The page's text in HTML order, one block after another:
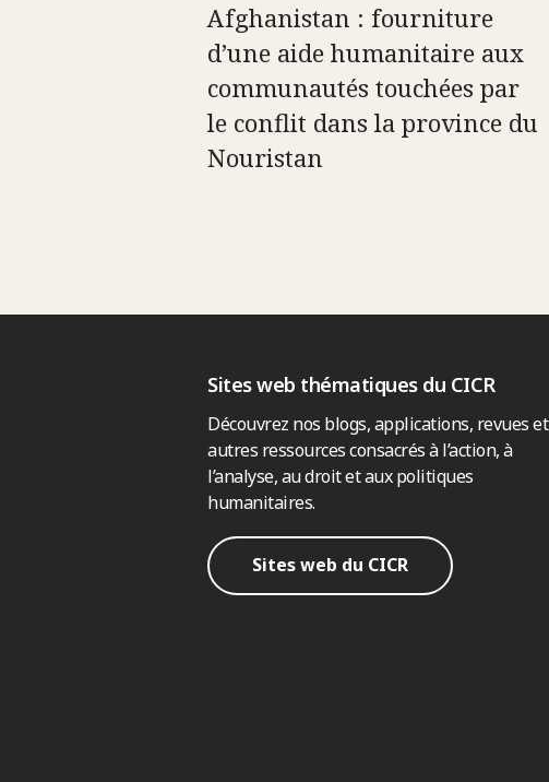
Afghanistan : fourniture
d’une aide humanitaire aux
communautés touchées par
le conflit dans la province du
Nouristan
Sites web thématiques du CICR
Découvrez nos blogs, applications, revues et
autres ressources consacrés à l’action, à
l’analyse, au droit et aux politiques
humanitaires.
Sites web du CICR